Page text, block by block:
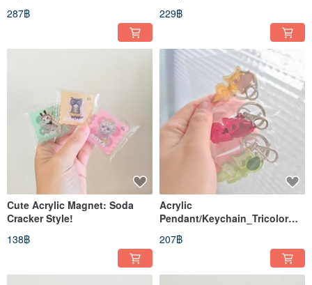
287฿
Material_Fortune Cat's
Blessing
229฿
Cute Acrylic Magnet: Soda
Cracker Style!
138฿
Acrylic
Pendant/Keychain_Tricolor
207฿